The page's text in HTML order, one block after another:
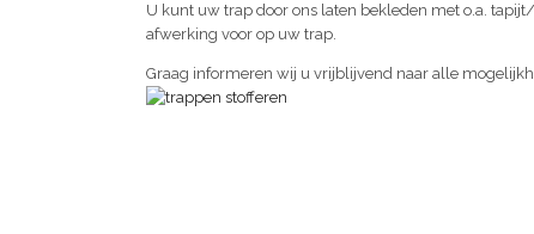
U kunt uw trap door ons laten bekleden met o.a.
afwerking voor op uw trap.
Graag informeren wij u vrijblijvend naar alle